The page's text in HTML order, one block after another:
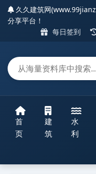
久久建筑网
分享平台！
每日签到
首
页
建
筑
水
利